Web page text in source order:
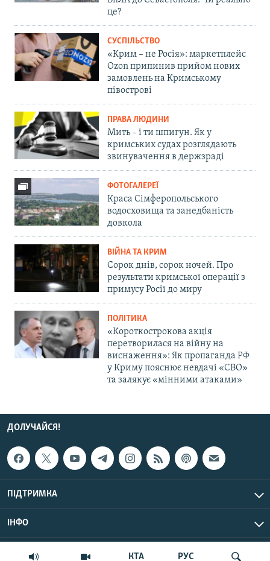
КТА РУС
це?
СУСПІЛЬСТВО
«Крим – не Росія»: маркетплейс
Ozon припинив прийом нових
замовлень на Кримському
півострові
ПРАВА ЛЮДИНИ
Мить – і ти шпигун. Як у
кримських судах розглядають
звинувачення в держзраді
ФОТОГАЛЕРЕЇ
Краса Сімферопольського
водосховища та занедбаність
довкола
ВІЙНА ТА КРИМ
Сорок днів, сорок ночей. Про
результати кримської операції з
примусу Росії до миру
ПОЛІТИКА
«Короткострокова акція
перетворилася на війну на
виснаження»: Як пропаганда РФ
у Криму пояснює невдачі «СВО»
та залякує «мінними атаками»
ДОЛУЧАЙСЯ!
ПІДТРИМКА
ІНФО
© Крим.Реалії, 2026 | Усі права застережено.